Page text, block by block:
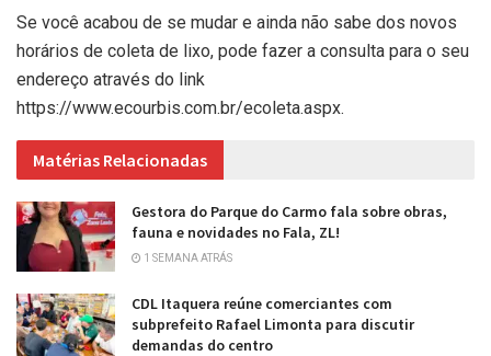
Se você acabou de se mudar e ainda não sabe dos novos
horários de coleta de lixo, pode fazer a consulta para o seu
endereço através do link
https://www.ecourbis.com.br/ecoleta.aspx.
Matérias Relacionadas
Gestora do Parque do Carmo fala sobre obras,
fauna e novidades no Fala, ZL!
1 SEMANA ATRÁS
CDL Itaquera reúne comerciantes com
subprefeito Rafael Limonta para discutir
demandas do centro